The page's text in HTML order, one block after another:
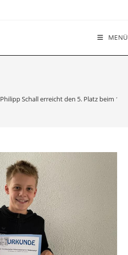
MENÜ
Philipp Schall erreicht den 5. Platz beim